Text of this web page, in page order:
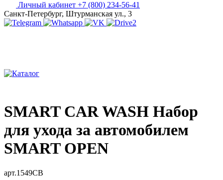
Личный кабинет +7 (800) 234-56-41
Санкт-Петербург, Штурманская ул., 3
SMART CAR WASH Набор
для ухода за автомобилем
SMART OPEN
арт.1549CB